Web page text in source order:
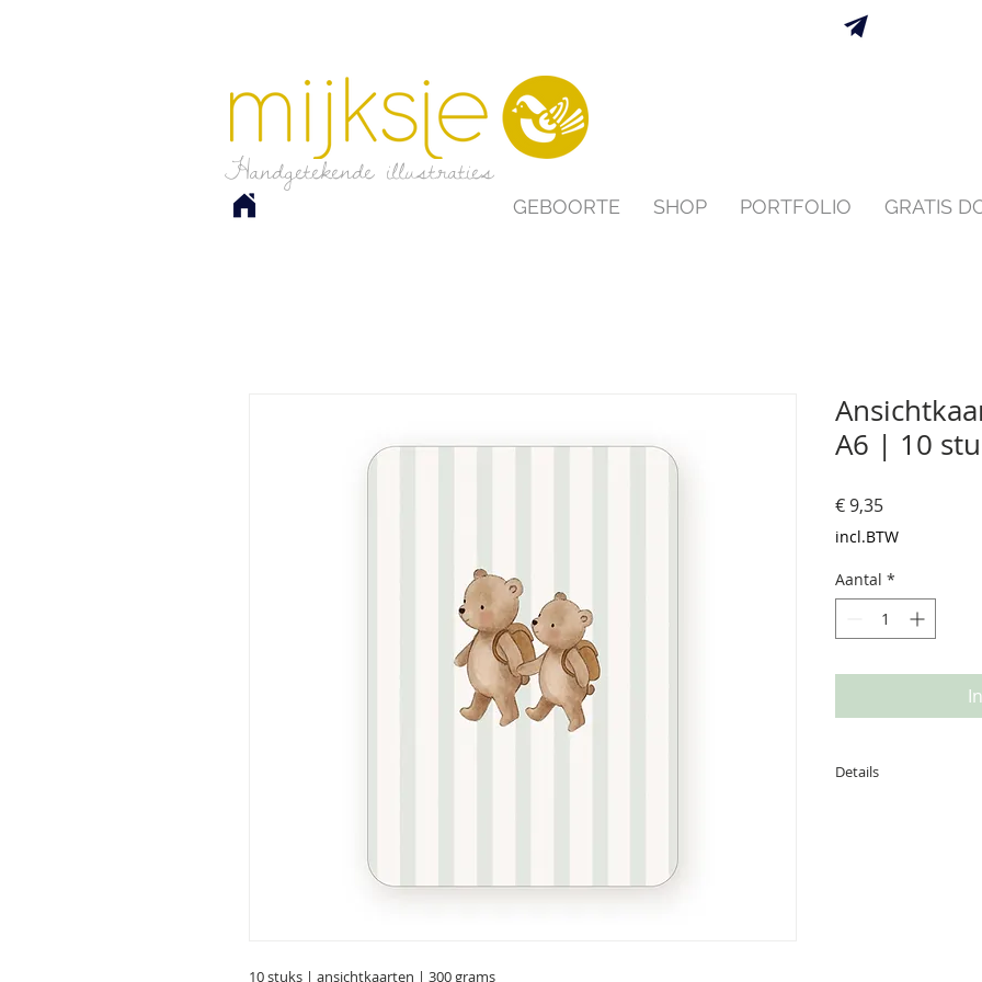
Handgetekende illustraties
GEBOORTE SHOP PORTFOLIO GRATIS
10 stuks | ansichtkaarten | 300 grams
A6 | 10
€ 9,35Prijs
incl.BTW
Aantal *
Details